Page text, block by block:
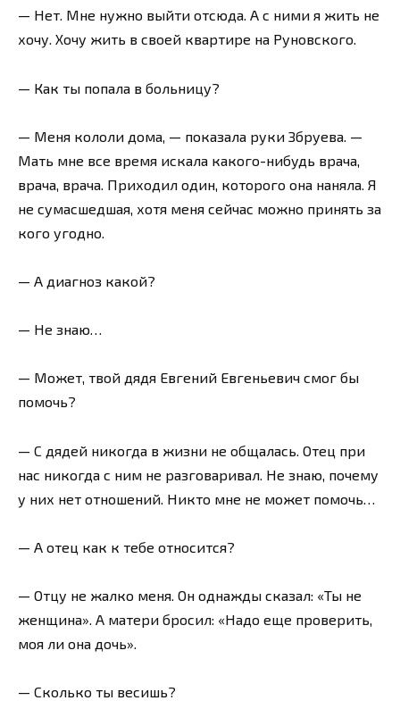
— Нет. Мне нужно выйти отсюда. А с ними я жить не
хочу. Хочу жить в своей квартире на Руновского.
— Как ты попала в больницу?
— Меня кололи дома, — показала руки Збруева. —
Мать мне все время искала какого-нибудь врача,
врача, врача. Приходил один, которого она наняла. Я
не сумасшедшая, хотя меня сейчас можно принять за
кого угодно.
— А диагноз какой?
— Не знаю…
— Может, твой дядя Евгений Евгеньевич смог бы
помочь?
— С дядей никогда в жизни не общалась. Отец при
нас никогда с ним не разговаривал. Не знаю, почему
у них нет отношений. Никто мне не может помочь…
— А отец как к тебе относится?
— Отцу не жалко меня. Он однажды сказал: «Ты не
женщина». А матери бросил: «Надо еще проверить,
моя ли она дочь».
— Сколько ты весишь?